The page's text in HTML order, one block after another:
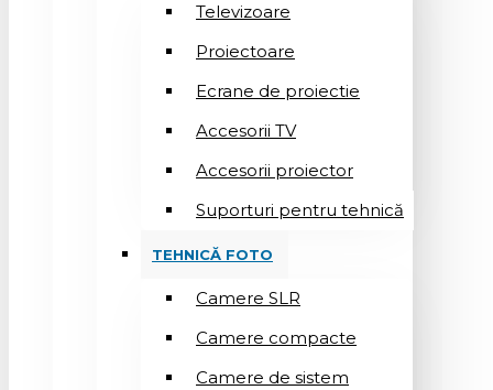
Televizoare
Proiectoare
Ecrane de proiectie
Accesorii TV
Accesorii proiector
Suporturi pentru tehnică
TEHNICĂ FOTO
Camere SLR
Camere compacte
Camere de sistem